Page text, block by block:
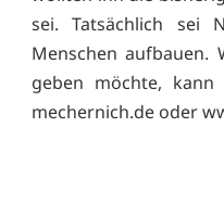
sei. Tatsächlich sei
Menschen aufbauen.
geben möchte, kann
mechernich.de oder